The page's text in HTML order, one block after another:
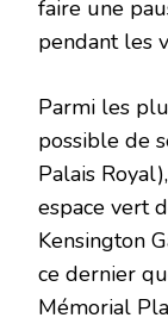
faire une
pendant les
Parmi les
possible de
Palais
espace vert
Kensington
ce dernier
Mémorial